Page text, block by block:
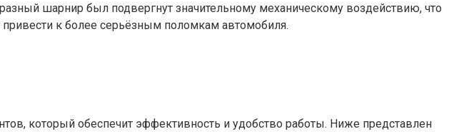
шарнир был подвергнут значительному механическому воздействию, что
к более серьёзным поломкам автомобиля.
который обеспечит эффективность и удобство работы. Ниже представлен